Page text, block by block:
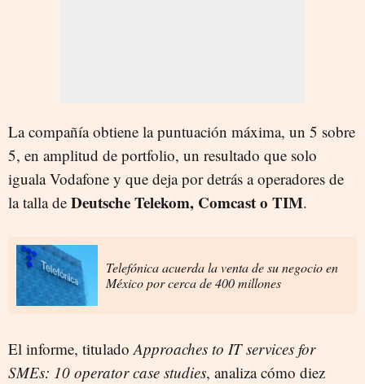
La compañía obtiene la puntuación máxima, un 5 sobre
5, en amplitud de portfolio, un resultado que solo
iguala Vodafone y que deja por detrás a operadores de
la talla de Deutsche Telekom, Comcast o TIM.
Telefónica acuerda la venta de su negocio en
México por cerca de 400 millones
El informe, titulado Approaches to IT services for
SMEs: 10 operator case studies, analiza cómo diez